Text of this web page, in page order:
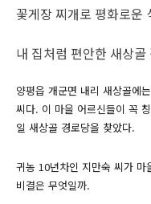
꽃게장 찌개로 평화로운
내 집처럼 편안한 새상
양평읍 개군면 내리 새상골에
씨다. 이 마을 어르신들이 꼭
일 새상골 경로당을 찾았다.
귀농 10년차인 지만숙 씨가
비결은 무엇일까.